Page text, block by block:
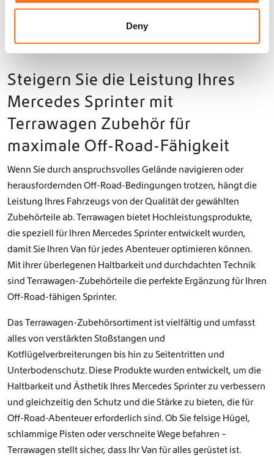
Deny
Terrawagen-Sortiment und stellen Sie sicher, dass Ihr Mercedes
Sprinter bereit für das nächste Abenteuer ist.
Steigern Sie die Leistung Ihres
Mercedes Sprinter mit
Terrawagen Zubehör für
maximale Off-Road-Fähigkeit
Wenn Sie durch anspruchsvolles Gelände navigieren oder
herausfordernden Off-Road-Bedingungen trotzen, hängt die
Leistung Ihres Fahrzeugs von der Qualität der gewählten
Zubehörteile ab. Terrawagen bietet Hochleistungsprodukte,
die speziell für Ihren Mercedes Sprinter entwickelt wurden,
damit Sie Ihren Van für jedes Abenteuer optimieren können.
Mit ihrer überlegenen Haltbarkeit und durchdachten Technik
sind Terrawagen-Zubehörteile die perfekte Ergänzung für Ihren
Off-Road-fähigen Sprinter.
Das Terrawagen-Zubehörsortiment ist vielfältig und umfasst
alles von verstärkten Stoßstangen und
Kotflügelverbreiterungen bis hin zu Seitentritten und
Unterbodenschutz. Diese Produkte wurden entwickelt, um die
Haltbarkeit und Ästhetik Ihres Mercedes Sprinter zu verbessern
und gleichzeitig den Schutz und die Stärke zu bieten, die für
Off-Road-Abenteuer erforderlich sind. Ob Sie felsige Hügel,
schlammige Pisten oder verschneite Wege befahren –
Terrawagen stellt sicher, dass Ihr Van für alles gerüstet ist.